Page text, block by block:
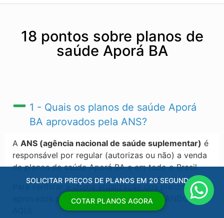
18 pontos sobre planos de
saúde Aporá BA
1 - Quais os planos de saúde Aporá
BA​ aprovados pela ANS?
A ANS (agência nacional de saúde suplementar) é
responsável por regular (autorizas ou não) a venda
de planos de saúde Aporá BA​ e em todo o Brasil.
Para verificar a ultima atualização dos planos
aprovados pela ANS, acesse o link CLICANDO
SOLICITAR PREÇOS DE PLANOS EM 20 SEGUNDOS
COTAR PLANOS AGORA